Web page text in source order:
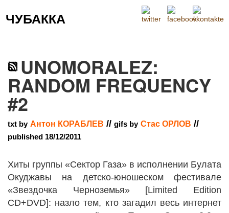
ЧУБАККА
UNOMORALEZ:
RANDOM FREQUENCY
#2
txt by Антон КОРАБЛЕВ // gifs by Стас ОРЛОВ //
published 18/12/2011
Хиты группы «Сектор Газа» в исполнении Булата
Окуджавы на детско-юношеском фестивале
«Звездочка Черноземья» [Limited Edition
CD+DVD]: назло тем, кто загадил весь интернет